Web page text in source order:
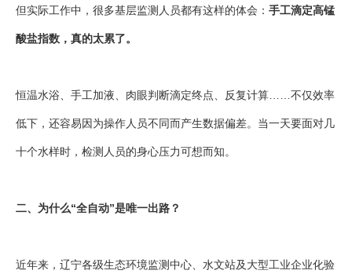
但实际工作中，很多基层监测人员都有这样的体会： 手工滴定高锰
酸盐指数，真的太累了。
恒温水浴、手工加液、肉眼判断滴定终点、反复计算……不仅效率
低下，还容易因为操作人员不同而产生数据偏差。当一天要面对几
十个水样时，检测人员的身心压力可想而知。
二、为什么“全自动”是唯一出路？
近年来，辽宁各级生态环境监测中心、水文站及大型工业企业化验